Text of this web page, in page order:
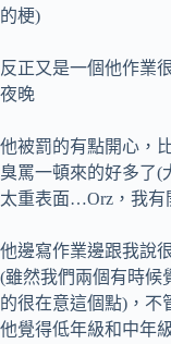
的梗)
反正又是一個他作業
夜晚
他被罰的有點開心，
臭罵一頓來的好多了(
太重表面…Orz，我有
他邊寫作業邊跟我說
(雖然我們兩個有時候
的很在意這個點)，不
他覺得低年級和中年